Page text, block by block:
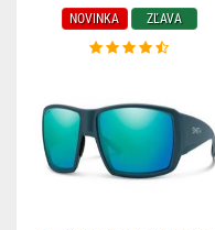
NOVINKA ZĽAVA